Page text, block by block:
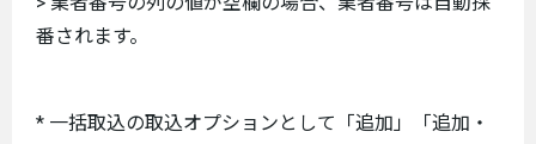
番されます。
* 一括取込の取込オプションとして「追加」「追加・